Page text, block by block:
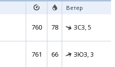
Ветер
760 78 ЗСЗ, 5
761 66 ЗЮЗ, 3